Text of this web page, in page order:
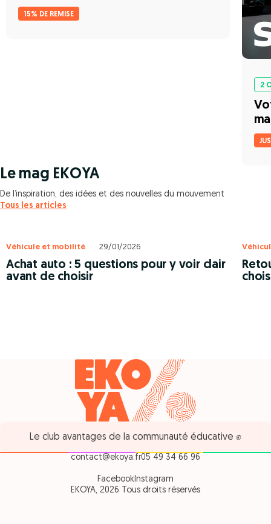
15% DE REMISE
2
Le mag EKOYA
De l’inspiration, des idées et des nouvelles du mouvement
Tous les articles
Véhicule et mobilité 29/01/2026
Achat auto : 5 questions pour y voir clair
avant de choisir
Le club avantages de la communauté éducative ✊
contact@ekoya.fr05 49 34 66 96
FacebookInstagram
EKOYA, 2026 Tous droits réservés